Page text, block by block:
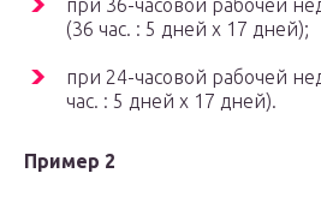
при 36-часовой рабочей
(36 час. : 5 дней x 17 дней);
при 24-часовой рабочей
час. : 5 дней x 17 дней).
Пример 2